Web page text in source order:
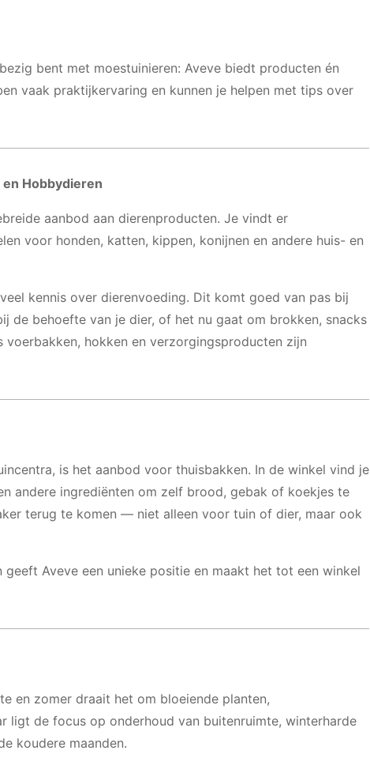
bent met moestuinieren: Aveve biedt producten én
vaak praktijkervaring en kunnen je helpen met tips over
Hobbydieren
aanbod aan dierenproducten. Je vindt er
voor honden, katten, kippen, konijnen en andere huis- en
kennis over dierenvoeding. Dit komt goed van pas bij
de behoefte van je dier, of het nu gaat om brokken, snacks
hokken en verzorgingsproducten zijn
is het aanbod voor thuisbakken. In de winkel vind je
andere ingrediënten om zelf brood, gebak of koekjes te
terug te komen — niet alleen voor tuin of dier, maar ook
Aveve een unieke positie en maakt het tot een winkel
en zomer draait het om bloeiende planten,
ligt de focus op onderhoud van buitenruimte, winterharde
koudere maanden.